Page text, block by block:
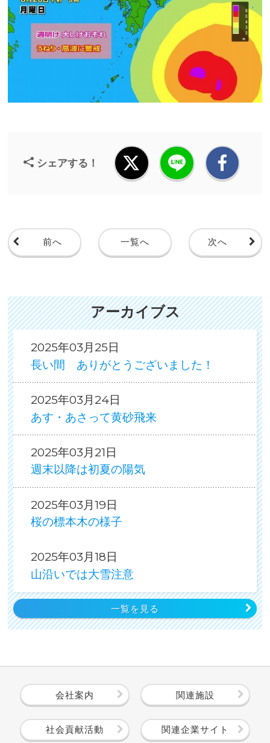
シェアする！
前へ 一覧へ 次へ
アーカイブス
2025年03月25日
長い間 ありがとうございました！
2025年03月24日
あす・あさって黄砂飛来
2025年03月21日
週末以降は初夏の陽気
2025年03月19日
桜の標本木の様子
2025年03月18日
山沿いでは大雪注意
一覧を見る
会社案内 関連施設
社会貢献活動 関連企業サイト